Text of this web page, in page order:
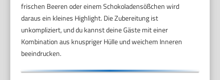
frischen Beeren oder einem Schokoladensößchen wird
daraus ein kleines Highlight. Die Zubereitung ist
unkompliziert, und du kannst deine Gäste mit einer
Kombination aus knuspriger Hülle und weichem Inneren
beeindrucken.